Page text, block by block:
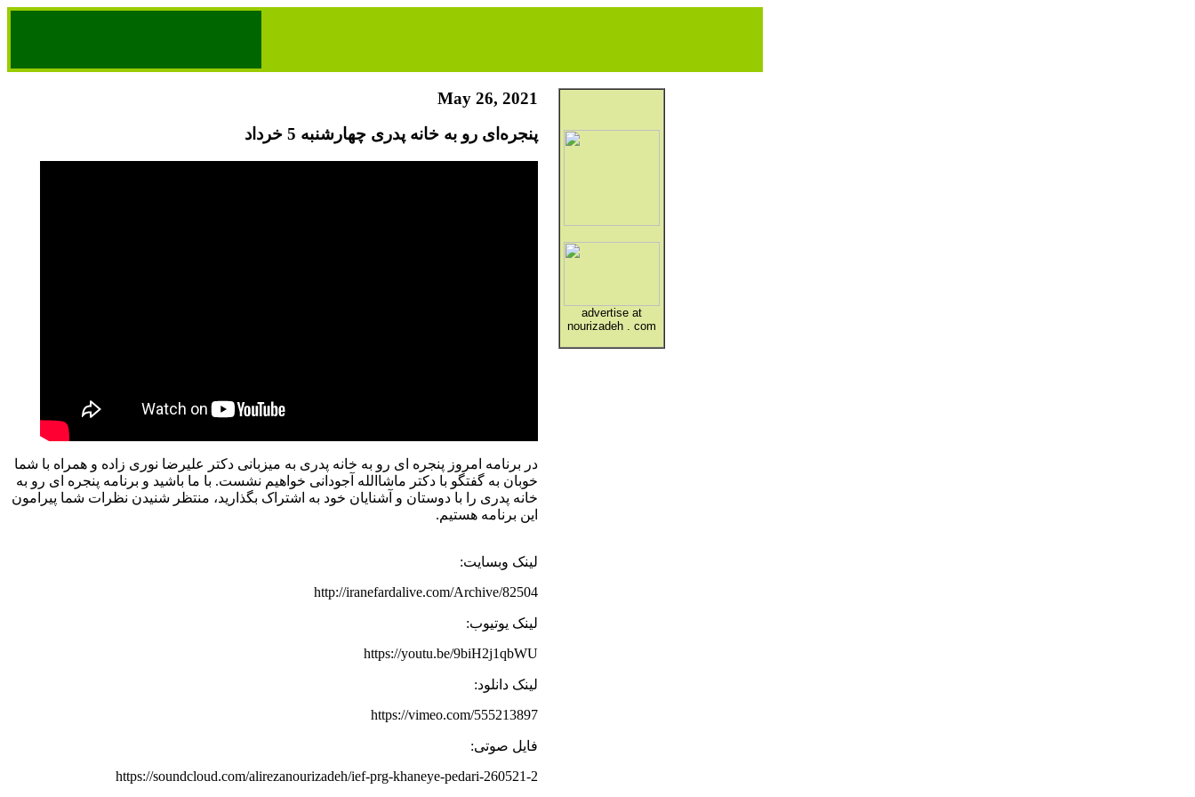
May 26, 2021
پنجره‌ای رو به خانه پدری چهارشنبه 5 خرداد
در برنامه امروز پنجره ای رو به خانه پدری به میزبانی دکتر علیرضا نوری زاده و همراه با شما
خوبان به گفتگو با دکتر ماشاالله آجودانی خواهیم نشست. با ما باشید و برنامه پنجره ای رو به
خانه پدری را با دوستان و آشنایان خود به اشتراک بگذارید، منتظر شنیدن نظرات شما پیرامون
این برنامه هستیم.
لینک وبسایت:
http://iranefardalive.com/Archive/82504
لینک یوتیوب:
https://youtu.be/9biH2j1qbWU
لینک دانلود:
https://vimeo.com/555213897
فایل صوتی:
https://soundcloud.com/alirezanourizadeh/ief-prg-khaneye-pedari-260521-2
advertise at
nourizadeh . com